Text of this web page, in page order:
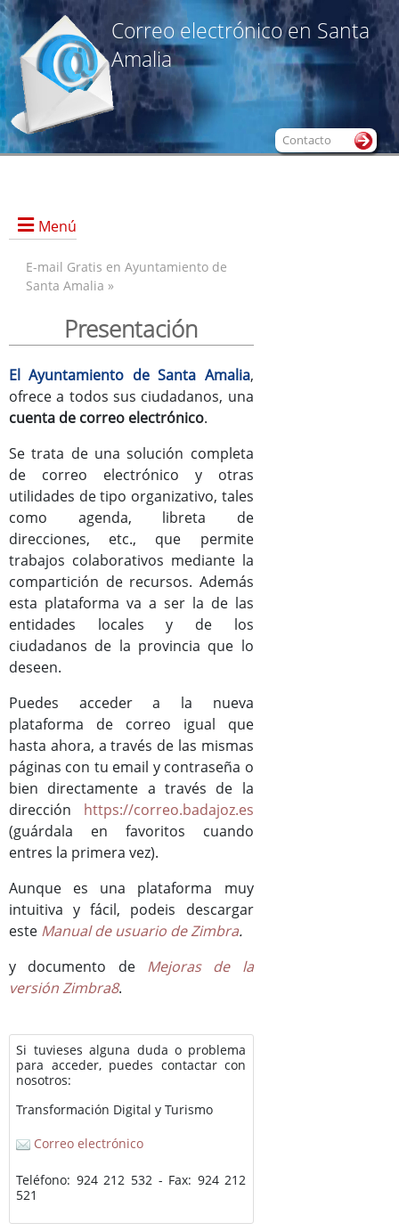
Correo electrónico en Santa
Amalia
Menú
Alta de Nueva Cuenta
@Webmail
Condiciones de uso
Mejoras versión Zimbra8
Manual de usuario de Zimbra
E-mail Gratis en Ayuntamiento de
Santa Amalia »
Presentación
El Ayuntamiento de Santa Amalia,
ofrece a todos sus ciudadanos, una
cuenta de correo electrónico.
Se trata de una solución completa
de correo electrónico y otras
utilidades de tipo organizativo, tales
como agenda, libreta de
direcciones, etc., que permite
trabajos colaborativos mediante la
compartición de recursos. Además
esta plataforma va a ser la de las
entidades locales y de los
ciudadanos de la provincia que lo
deseen.
Puedes acceder a la nueva
plataforma de correo igual que
hasta ahora, a través de las mismas
páginas con tu email y contraseña o
bien directamente a través de la
dirección https://correo.badajoz.es
(guárdala en favoritos cuando
entres la primera vez).
Aunque es una plataforma muy
intuitiva y fácil, podeis descargar
este Manual de usuario de Zimbra.
y documento de Mejoras de la
versión Zimbra8.
Si tuvieses alguna duda o problema
para acceder, puedes contactar con
nosotros:
Transformación Digital y Turismo
Correo electrónico
Teléfono: 924 212 532 - Fax: 924 212
521
Contacto